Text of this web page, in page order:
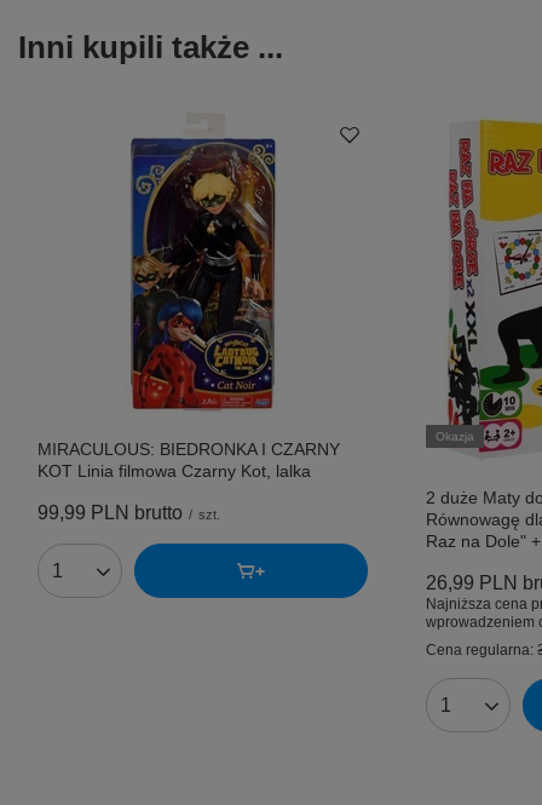
Inni kupili także ...
MIRACULOUS: BIEDRONKA I CZARNY
KOT Linia filmowa Czarny Kot, lalka
99,99 PLN brutto / szt.
Ilość produktów
Okazja
2 duże Maty
Równowagę
Raz na Dole"
26,99 PLN
Najniższa cena
wprowadzeniem
Cena regularna:
Ilość